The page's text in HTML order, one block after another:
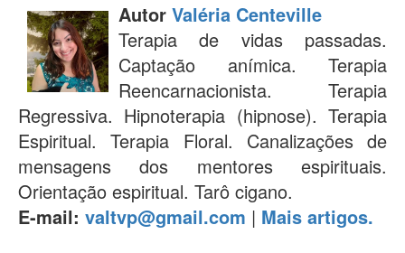
Autor Valéria Centeville
Terapia de vidas passadas.
Captação anímica. Terapia
Reencarnacionista. Terapia
Regressiva. Hipnoterapia (hipnose). Terapia
Espiritual. Terapia Floral. Canalizações de
mensagens dos mentores espirituais.
Orientação espiritual. Tarô cigano.
E-mail: valtvp@gmail.com | Mais artigos.